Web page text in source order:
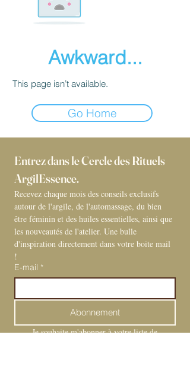
Awkward...
This page isn’t available.
Go Home
Entrez dans le Cercle des Rituels
ArgilEssence.
Recevez chaque mois des conseils exclusifs
autour de l'argile, de l'automassage, du bien
être féminin et des huiles essentielles, ainsi que
les nouveautés de l'atelier. Une bulle
d'inspiration directement dans votre boite mail
!
E-mail *
Abonnement
Je souhaite m'abonner à votre liste de